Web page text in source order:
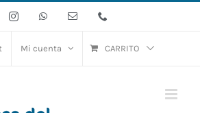
InstagramWhatsAppCorreo
Mi cuenta CARRITO